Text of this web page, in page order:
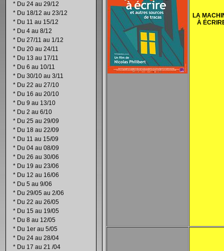
* Du 24 au 29/12
* Du 18/12 au 23/12
* Du 11 au 15/12
* Du 4 au 8/12
* Du 27/11 au 1/12
* Du 20 au 24/11
* Du 13 au 17/11
* Du 6 au 10/11
* Du 30/10 au 3/11
* Du 22 au 27/10
* Du 16 au 20/10
* Du 9 au 13/10
* Du 2 au 6/10
* Du 25 au 29/09
* Du 18 au 22/09
* Du 11 au 15/09
* Du 04 au 08/09
* Du 26 au 30/06
* Du 19 au 23/06
* Du 12 au 16/06
* Du 5 au 9/06
* Du 29/05 au 2/06
* Du 22 au 26/05
* Du 15 au 19/05
* Du 8 au 12/05
* Du 1er au 5/05
* Du 24 au 28/04
* Du 17 au 21 /04
LA
À